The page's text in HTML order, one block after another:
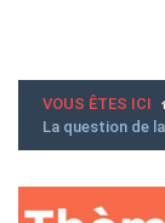
VOUS ÊTES ICI
La question de